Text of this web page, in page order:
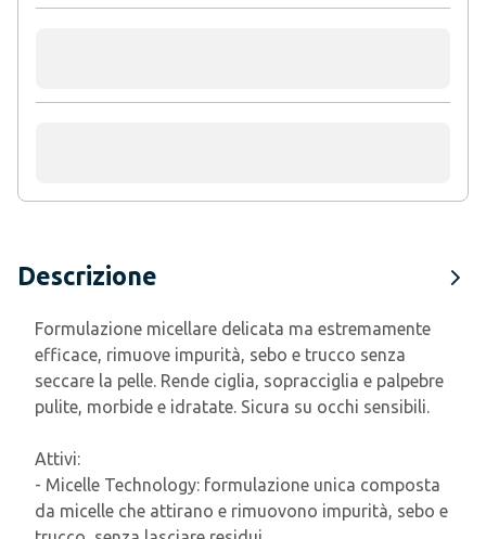
Descrizione
Formulazione micellare delicata ma estremamente
efficace, rimuove impurità, sebo e trucco senza
seccare la pelle. Rende ciglia, sopracciglia e palpebre
pulite, morbide e idratate. Sicura su occhi sensibili.
Attivi:
- Micelle Technology: formulazione unica composta
da micelle che attirano e rimuovono impurità, sebo e